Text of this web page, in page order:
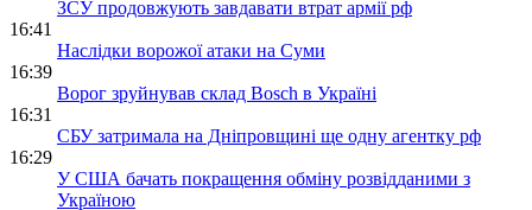
ЗСУ продовжують завдавати втрат армії рф
16:41
Наслідки ворожої атаки на Суми
16:39
Ворог зруйнував склад Bosch в Україні
16:31
СБУ затримала на Дніпровщині ще одну агентку рф
16:29
У США бачать покращення обміну розвідданими з
Україною